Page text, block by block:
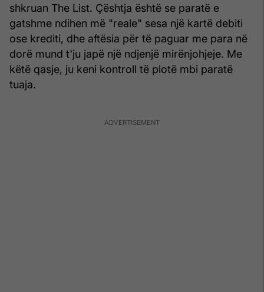
shkruan The List. Çështja është se paratë e
gatshme ndihen më "reale" sesa një kartë debiti
ose krediti, dhe aftësia për të paguar me para në
dorë mund t'ju japë një ndjenjë mirënjohjeje. Me
këtë qasje, ju keni kontroll të plotë mbi paratë
tuaja.